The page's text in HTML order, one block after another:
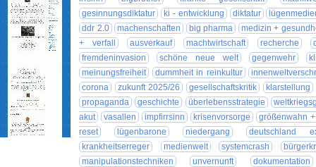
gesinnungsdiktatur
ki - entwicklung diktatur
ddr 2.0
machenschaften big pharma
medizin +
+ verfall
ausverkauf machtwirtschaft recherche
fremdeninvasion
schöne neue welt gegenwehr
meinungsfreiheit
dummheit in reinkultur
corona
zukunft 2025/26 gesellschaftskritik
klarstellung
propaganda
geschichte überlebensstrategie
akut
vasallen impfirrsinn krisenvorsorge
größenwahn
reset
lügenbarone niedergang
deutschland
krankheitserreger
medienwelt systemcrash
manipulationstechniken
unvernunft
dokumentation